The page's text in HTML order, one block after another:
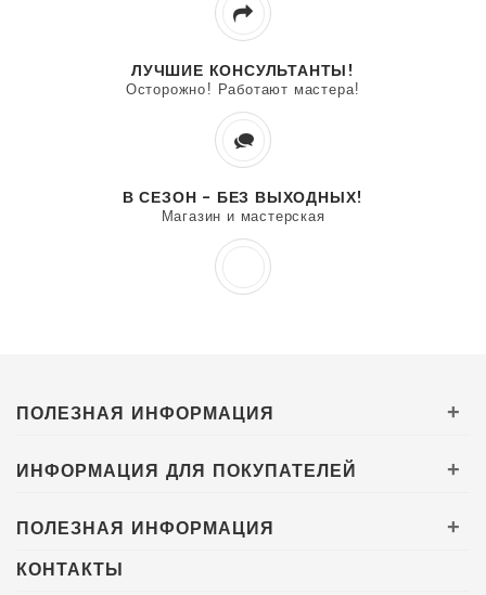
ЛУЧШИЕ КОНСУЛЬТАНТЫ!
Осторожно! Работают мастера!
В СЕЗОН - БЕЗ ВЫХОДНЫХ!
Магазин и мастерская
ПОЛЕЗНАЯ ИНФОРМАЦИЯ +
ИНФОРМАЦИЯ ДЛЯ ПОКУПАТЕЛЕЙ +
ПОЛЕЗНАЯ ИНФОРМАЦИЯ +
КОНТАКТЫ